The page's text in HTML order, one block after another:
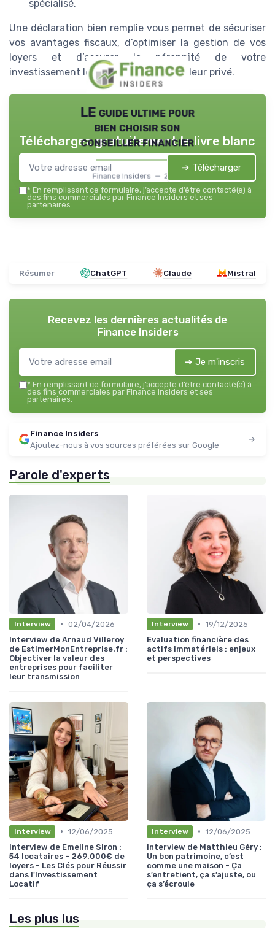
spécialisé.
Une déclaration bien remplie vous permet de sécuriser
vos avantages fiscaux, d’optimiser la gestion de vos
loyers et d’assurer la pérennité de votre
investissement locatif en tant que bailleur privé.
LE guide ultime pour
bien choisir son
conseiller financier
Finance Insiders — 2026
Téléchargez gratuitement le livre blanc
➔ Télécharger
* En remplissant ce formulaire, j’accepte d’être contacté(e) à
des fins commerciales par Finance Insiders et ses
partenaires.
Résumer ChatGPT Claude Mistral
Recevez les dernières actualités de
Finance Insiders
➔ Je m'inscris
* En remplissant ce formulaire, j’accepte d’être contacté(e) à
des fins commerciales par Finance Insiders et ses
partenaires.
Finance Insiders
Ajoutez-nous à vos sources préférées sur Google
Parole d'experts
Interview • 02/04/2026
Interview de Arnaud Villeroy
de EstimerMonEntreprise.fr :
Objectiver la valeur des
entreprises pour faciliter
leur transmission
Interview • 19/12/2025
Evaluation financière des
actifs immatériels : enjeux
et perspectives
Interview • 12/06/2025
Interview de Emeline Siron :
54 locataires - 269.000€ de
loyers - Les Clés pour Réussir
dans l'Investissement
Locatif
Interview • 12/06/2025
Interview de Matthieu Géry :
Un bon patrimoine, c’est
comme une maison - Ça
s’entretient, ça s’ajuste, ou
ça s’écroule
Les plus lus